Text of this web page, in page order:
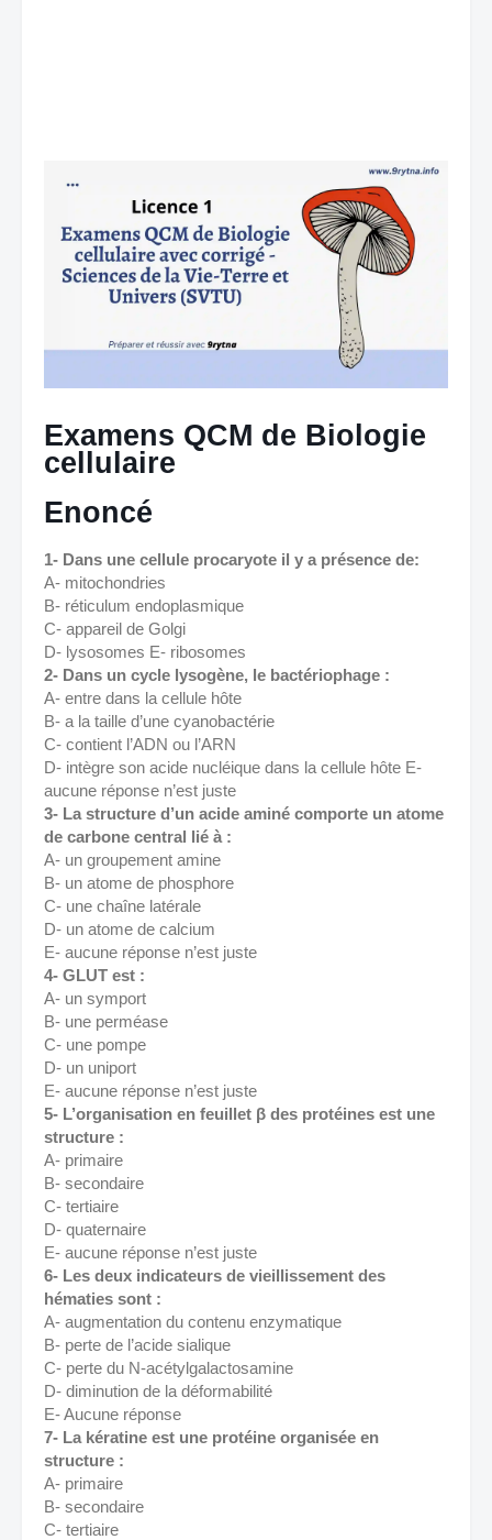
Examens QCM de Biologie
cellulaire
Enoncé
1- Dans une cellule procaryote il y a présence de:
A- mitochondries
B- réticulum endoplasmique
C- appareil de Golgi
D- lysosomes E- ribosomes
2- Dans un cycle lysogène, le bactériophage :
A- entre dans la cellule hôte
B- a la taille d’une cyanobactérie
C- contient l’ADN ou l’ARN
D- intègre son acide nucléique dans la cellule hôte E-
aucune réponse n’est juste
3- La structure d’un acide aminé comporte un atome
de carbone central lié à :
A- un groupement amine
B- un atome de phosphore
C- une chaîne latérale
D- un atome de calcium
E- aucune réponse n’est juste
4- GLUT est :
A- un symport
B- une perméase
C- une pompe
D- un uniport
E- aucune réponse n’est juste
5- L’organisation en feuillet β des protéines est une
structure :
A- primaire
B- secondaire
C- tertiaire
D- quaternaire
E- aucune réponse n’est juste
6- Les deux indicateurs de vieillissement des
hématies sont :
A- augmentation du contenu enzymatique
B- perte de l’acide sialique
C- perte du N-acétylgalactosamine
D- diminution de la déformabilité
E- Aucune réponse
7- La kératine est une protéine organisée en
structure :
A- primaire
B- secondaire
C- tertiaire